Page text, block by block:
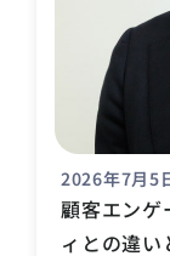
2026年7月5
顧客エンゲ
ィとの違